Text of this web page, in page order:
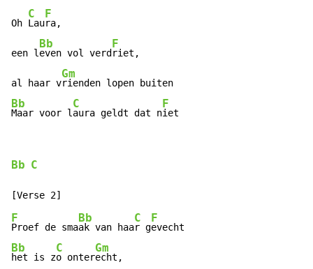
Oh
C
Lau
F
ra,
een l
Bb
even vol verd
F
riet,
al haar v
Gm
Bb
Maar voor l
C
aura geldt dat n
F
iet
Bb C
F
Proef de sma
Bb
ak van haa
C
r g
F
Bb
het is z
C
o onter
Gm
echt,